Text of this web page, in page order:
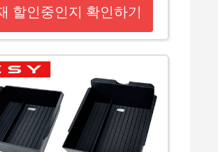
할인중인지 확인하기